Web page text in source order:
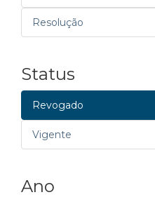
Resolução
Status
Revogado
Vigente
Ano